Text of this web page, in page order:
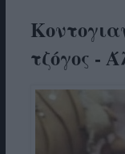
τζόγος -